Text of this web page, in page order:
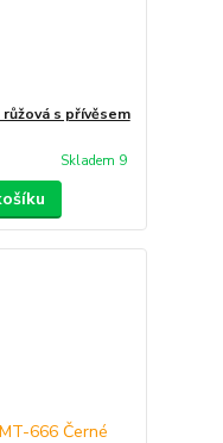
s přívěsem
Skladem 9